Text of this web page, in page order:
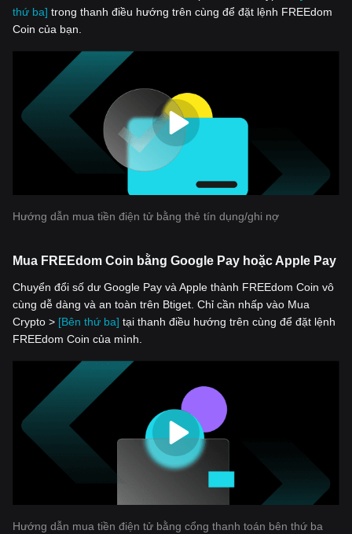
thứ ba] trong thanh điều hướng trên cùng để đặt lệnh FREEdom
Coin của bạn.
Hướng dẫn mua tiền điện tử bằng thẻ tín dụng/ghi nợ
Mua FREEdom Coin bằng Google Pay hoặc Apple Pay
Chuyển đổi số dư Google Pay và Apple thành FREEdom Coin vô
cùng dễ dàng và an toàn trên Btiget. Chỉ cần nhấp vào Mua
Crypto > [Bên thứ ba] tại thanh điều hướng trên cùng để đặt lệnh
FREEdom Coin của mình.
Hướng dẫn mua tiền điện tử bằng cổng thanh toán bên thứ ba